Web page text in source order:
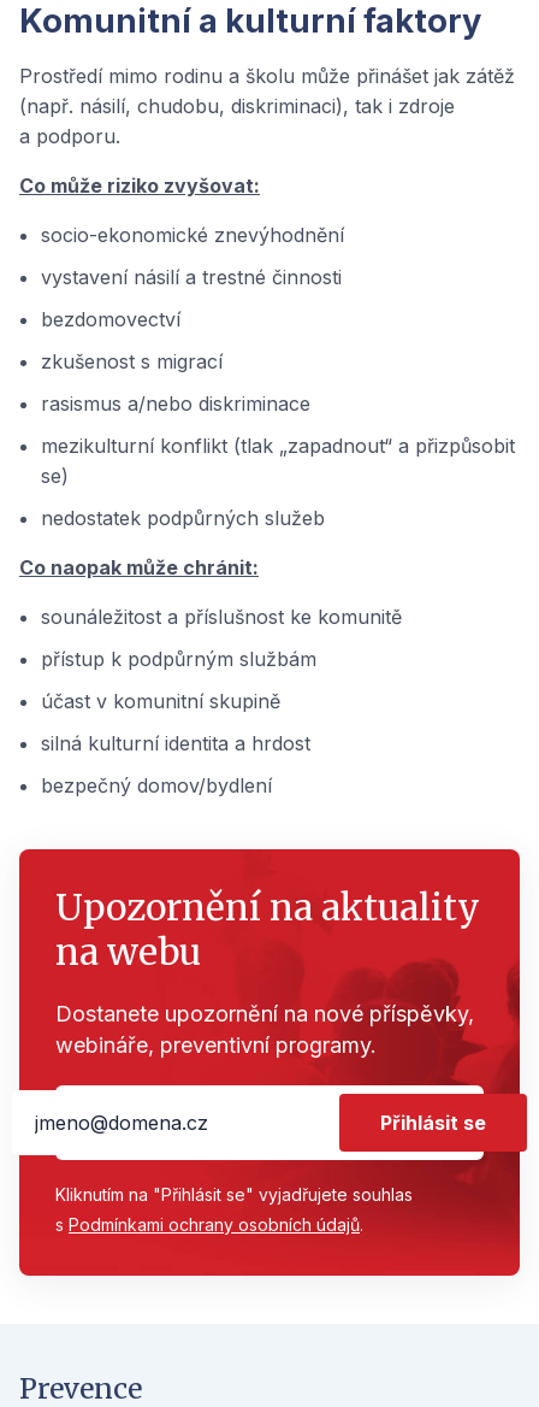
Komunitní a kulturní faktory
Prostředí mimo rodinu a školu může přinášet jak zátěž
(např. násilí, chudobu, diskriminaci), tak i zdroje
a podporu.
Co může riziko zvyšovat:
socio-ekonomické znevýhodnění
vystavení násilí a trestné činnosti
bezdomovectví
zkušenost s migrací
rasismus a/nebo diskriminace
mezikulturní konflikt (tlak „zapadnout“ a přizpůsobit
se)
nedostatek podpůrných služeb
Co naopak může chránit:
sounáležitost a příslušnost ke komunitě
přístup k podpůrným službám
účast v komunitní skupině
silná kulturní identita a hrdost
bezpečný domov/bydlení
Upozornění na aktuality
na webu
Dostanete upozornění na nové příspěvky,
webináře, preventivní programy.
Přihlásit se
Kliknutím na "Přihlásit se" vyjadřujete souhlas
s Podmínkami ochrany osobních údajů.
Prevence